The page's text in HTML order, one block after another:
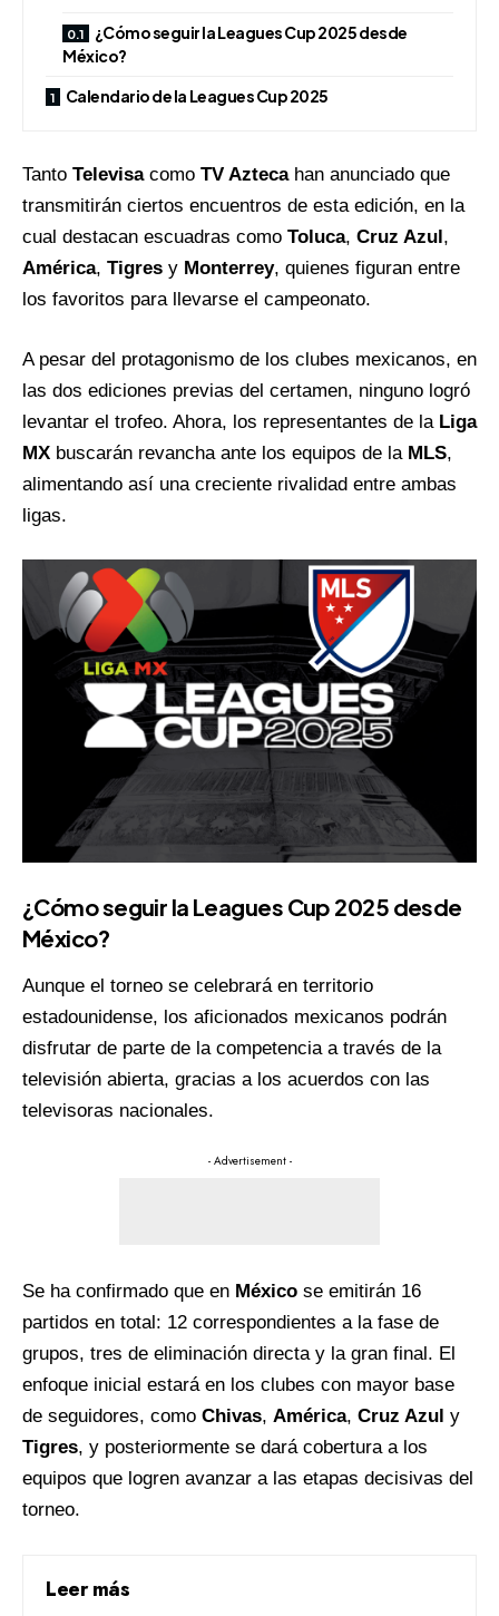
¿Cómo seguir la Leagues Cup 2025 desde
México?
Calendario de la Leagues Cup 2025
Tanto Televisacomo TV Aztecahan anunciado que
transmitirán ciertos encuentros de esta edición, en la
cual destacan escuadras como Toluca, Cruz Azul ,
América, Tigres y Monterrey, quienes figuran entre
los favoritos para llevarse el campeonato.
A pesar del protagonismo de los clubes mexicanos, en
las dos ediciones previas del certamen, ninguno logró
levantar el trofeo. Ahora, los representantes de la Liga
MX buscarán revancha ante los equipos de la MLS,
alimentando así una creciente rivalidad entre ambas
ligas.
¿Cómo seguir la Leagues Cup 2025 desde
México?
Aunque el torneo se celebrará en territorio
estadounidense, los aficionados mexicanos podrán
disfrutar de parte de la competencia a través de la
televisión abierta, gracias a los acuerdos con las
televisoras nacionales.
- Advertisement -
Se ha confirmado que en México se emitirán 16
partidos en total: 12 correspondientes a la fase de
grupos, tres de eliminación directa y la gran final. El
enfoque inicial estará en los clubes con mayor base
de seguidores, como Chivas, América, Cruz Azul y
Tigres, y posteriormente se dará cobertura a los
equipos que logren avanzar a las etapas decisivas del
torneo.
Leer más